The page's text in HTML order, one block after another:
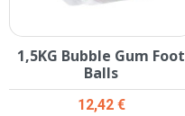
1,5KG Bubble Gum Foot
Balls
Prix
12,42 €